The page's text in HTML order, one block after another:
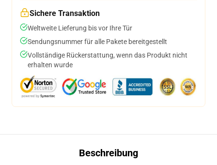
Sichere Transaktion
Weltweite Lieferung bis vor Ihre Tür
Sendungsnummer für alle Pakete bereitgestellt
Vollständige Rückerstattung, wenn das Produkt nicht
erhalten wurde
Beschreibung